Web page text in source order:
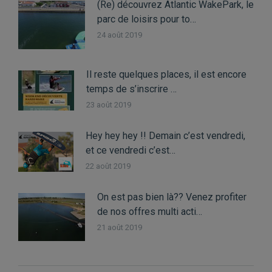
(Re) découvrez Atlantic WakePark, le
parc de loisirs pour to…
24 août 2019
Il reste quelques places, il est encore
temps de s’inscrire …
23 août 2019
Hey hey hey !! Demain c’est vendredi,
et ce vendredi c’est…
22 août 2019
On est pas bien là?? Venez profiter
de nos offres multi acti…
21 août 2019